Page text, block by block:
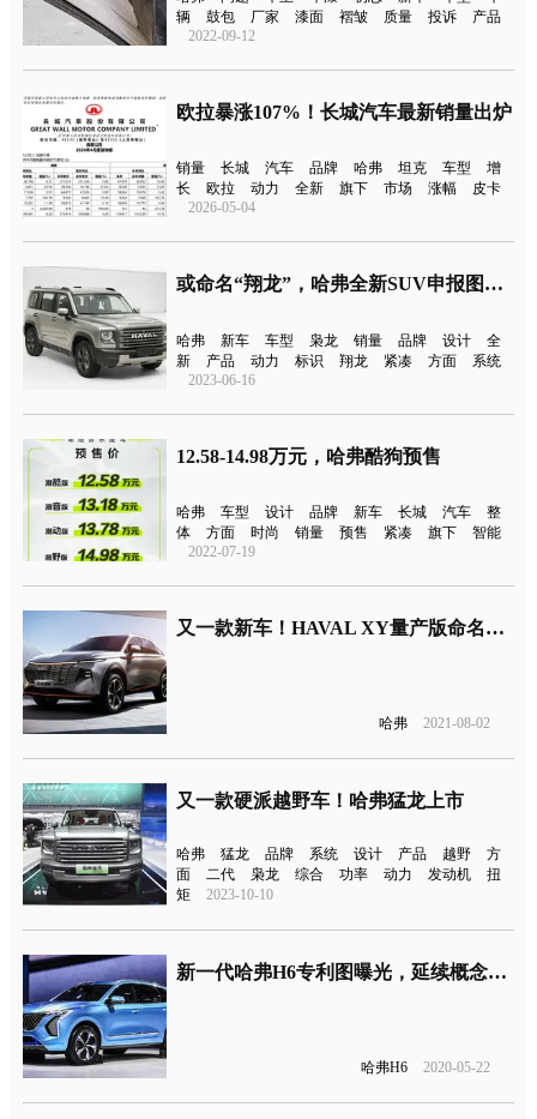
辆
鼓包 厂家 漆面 褶皱 质量 投诉
产品
2022-09-12
欧拉暴涨107%！长城汽车最新销量出炉
销量 长城 汽车 品牌 哈弗 坦克 车型
增
长
欧拉 动力 全新 旗下 市场 涨幅
皮卡
2026-05-04
或命名“翔龙”，哈弗全新SUV申报图曝光
哈弗 新车 车型 枭龙 销量 品牌 设计
全
新
产品 动力 标识 翔龙 紧凑 方面
系统
2023-06-16
12.58-14.98万元，哈弗酷狗预售
哈弗 车型 设计 品牌 新车 长城 汽车
整
体
方面 时尚 销量 预售 紧凑 旗下
智能
2022-07-19
又一款新车！HAVAL XY量产版命名“哈弗神兽”
哈弗 2021-08-02
又一款硬派越野车！哈弗猛龙上市
哈弗 猛龙 品牌 系统 设计 产品 越野
方
面
二代 枭龙 综合 功率 动力 发动机
扭
矩
2023-10-10
新一代哈弗H6专利图曝光，延续概念车型设计
哈弗H6 2020-05-22